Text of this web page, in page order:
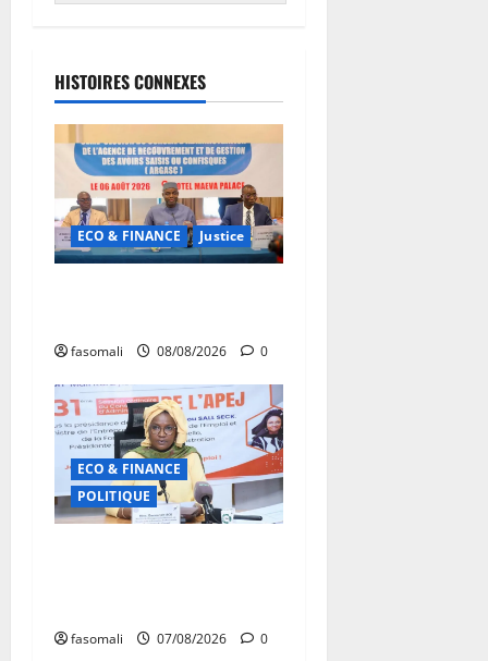
HISTOIRES CONNEXES
ECO & FINANCE Justice
fasomali 08/08/2026 0
ECO & FINANCE
POLITIQUE
fasomali 07/08/2026 0